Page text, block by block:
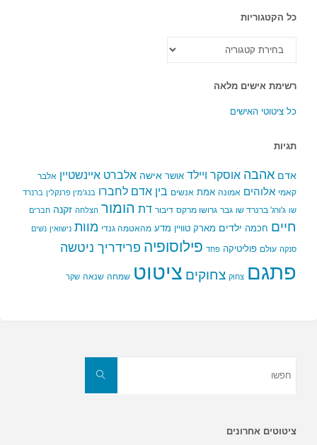
כל הקטגוריות
הקטגוריות
רשימת אישים מלאה
כל ציטוטי האישים
תגיות
אדם אהבה אוסקר ויילד אושר אישה אלברט איינשטיין אלבר
קאמי אלוהים אמונה אמת אנשים בין אדם לחברו בנג'מין פרנקלין ברנרד
שו ג'ורג' ברנרד שו גבר גרושו מרקס דיבור דת הומור הצלחה זקנה חברים
חיים חכמה ילדים מארק טוויין מדע מהאטמה גנדי מוות נישואין נשים
סנקה עולם פוליטיקה פחד פילוסופיה פרידריך ניטשה
פתגם צחוק צחוקים ציטוט שמחה שנאה שקר
חפשו
ציטוטים אחרונים